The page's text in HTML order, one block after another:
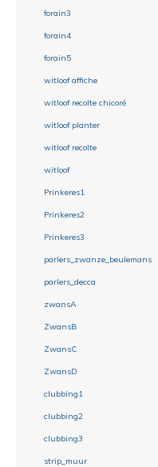
forain3
forain4
forain5
witloof affiche
witloof recolte chicoré
witloof planter
witloof recolte
witloof
Prinkeres1
Prinkeres2
Prinkeres3
parlers_zwanze_beulemans
parlers_decca
zwansA
ZwansB
ZwansC
ZwansD
clubbing1
clubbing2
clubbing3
strip_muur